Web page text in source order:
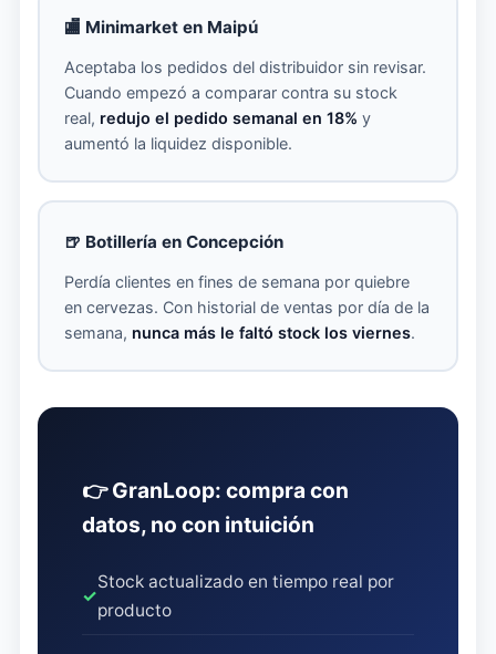
🏬 Minimarket en Maipú
Aceptaba los pedidos del distribuidor sin revisar.
Cuando empezó a comparar contra su stock
real, redujo el pedido semanal en 18% y
aumentó la liquidez disponible.
🍺 Botillería en Concepción
Perdía clientes en fines de semana por quiebre
en cervezas. Con historial de ventas por día de la
semana, nunca más le faltó stock los viernes.
👉 GranLoop: compra con
datos, no con intuición
✓
Stock actualizado en tiempo real por
producto